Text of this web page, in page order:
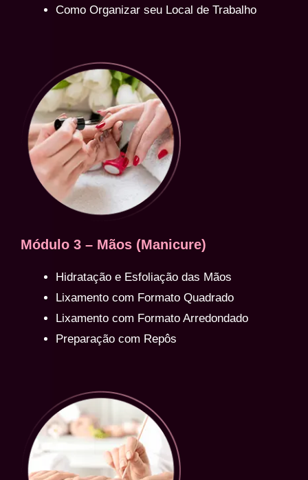
Como Organizar seu Local de Trabalho
Módulo 3 – Mãos (Manicure)
Hidratação e Esfoliação das Mãos
Lixamento com Formato Quadrado
Lixamento com Formato Arredondado
Preparação com Repôs